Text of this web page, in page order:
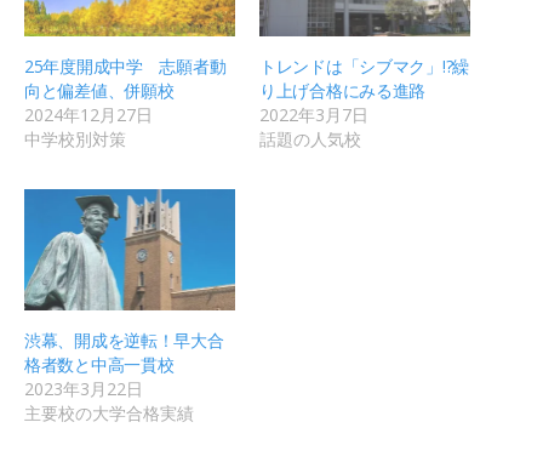
25年度開成中学 志願者動
向と偏差値、併願校
2024年12月27日
中学校別対策
トレンドは「シブマク」!?繰
り上げ合格にみる進路
2022年3月7日
話題の人気校
渋幕、開成を逆転！早大合
格者数と中高一貫校
2023年3月22日
主要校の大学合格実績